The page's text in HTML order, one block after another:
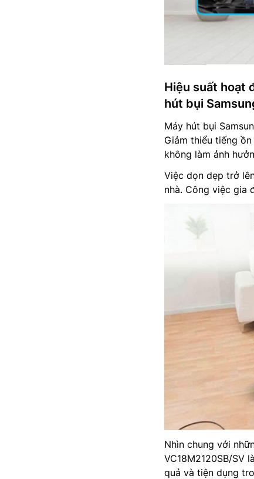
Hiệu suất hoạt
hút bụi
Máy hút bụi
Giảm thiểu tiếng
không làm ảnh
Việc dọn dẹp trở
nhà. Công việc gia
Nhìn chung với
VC18M2120SB/SV
quả và tiện dụng